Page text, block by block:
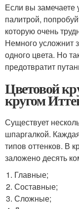
Если вы
палитрой,
которую очень
Немного усложнит
одного цвета. Но
предотвратит
Цветовой
кругом
Существует
шпаргалкой.
типов оттенков. В
заложено десять
Главные;
Составные;
Сложные;